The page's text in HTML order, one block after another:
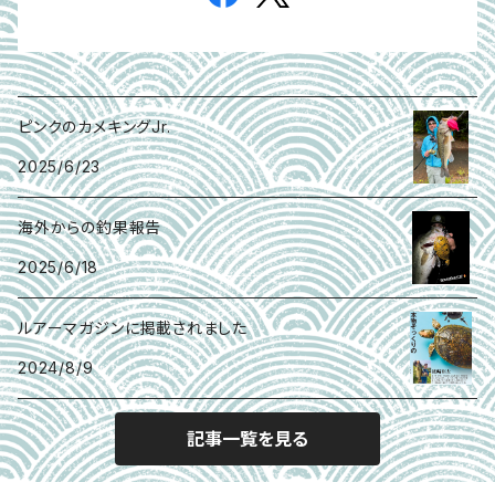
ピンクのカメキングJr.
2025/6/23
海外からの釣果報告
2025/6/18
ルアーマガジンに掲載されました
2024/8/9
記事一覧を見る